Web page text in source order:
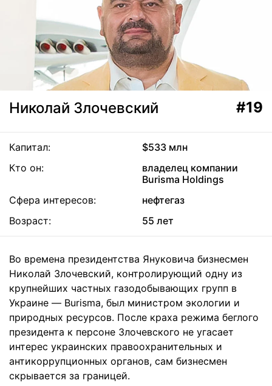
Николай Злочевский #19
Капитал:
$533 млн
Кто он:
владелец компании
Burisma Holdings
Сфера интересов:
нефтегаз
Возраст:
55 лет
Во времена президентства Януковича бизнесмен
Николай Злочевский, контролирующий одну из
крупнейших частных газодобывающих групп в
Украине — Burisma, был министром экологии и
природных ресурсов. После краха режима беглого
президента к персоне Злочевского не угасает
интерес украинских правоохранительных и
антикоррупционных органов, сам бизнесмен
скрывается за границей.